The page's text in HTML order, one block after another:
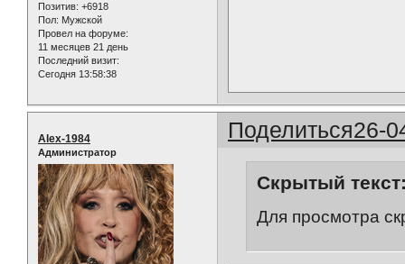
Позитив: +6918
Пол: Мужской
Провел на форуме:
11 месяцев 21 день
Последний визит:
Сегодня 13:58:38
Поделиться26-
Alex-1984
Администратор
Скрытый
Для просмотра